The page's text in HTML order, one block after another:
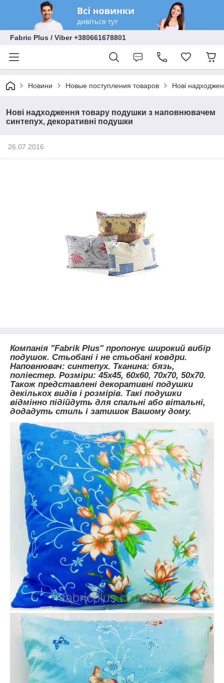
Fabric Plus / Viber +380661678801
Новини Новые поступления товаров Нові
Нові надходження товару подушки з наповнювачем
синтепух, декоративні подушки
26.07.2016
Компанія "Fabrik Plus" пропонує широкий вибір
подушок. Стьобані і не стьобані ковдри.
Наповнювач: синтепух. Тканина: бязь,
поліестер. Розміри: 45х45, 60х60, 70х70, 50х70.
Також представлені декоративні подушки
декількох видів і розмірів. Такі подушки
відмінно підійдуть для спальні або вітальні,
додадуть стиль і затишок Вашому дому.